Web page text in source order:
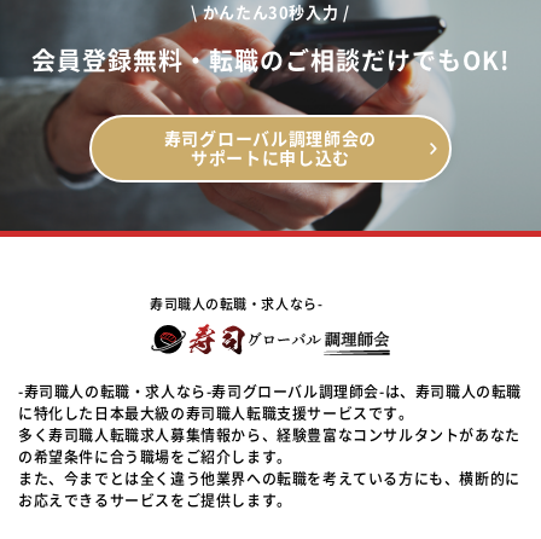
\ かんたん30秒入力 /
会員登録無料・転職のご相談だけでもOK!
寿司グローバル調理師会の
サポートに申し込む
寿司職人の転職・求人なら-
-寿司職人の転職・求人なら-寿司グローバル調理師会-は、寿司職人の転職
に特化した日本最大級の寿司職人転職支援サービスです。
多く寿司職人転職求人募集情報から、経験豊富なコンサルタントがあなた
の希望条件に合う職場をご紹介します。
また、今までとは全く違う他業界への転職を考えている方にも、横断的に
お応えできるサービスをご提供します。